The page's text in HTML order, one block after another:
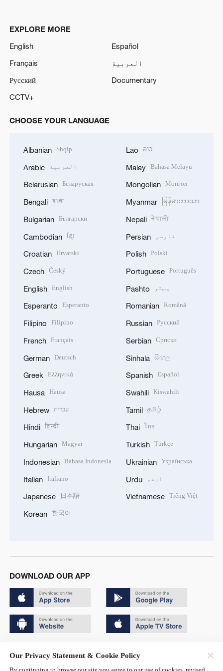
EXPLORE MORE
English
Español
Français
العربية
Русский
Documentary
CCTV+
CHOOSE YOUR LANGUAGE
Albanian Shqip
Arabic العربية
Belarusian Беларуская
Bengali বাংলা
Bulgarian Български
Cambodian ខ្មែរ
Croatian Hrvatski
Czech Český
English English
Esperanto Esperanto
Filipino Filipino
French Français
German Deutsch
Greek Ελληνικά
Hausa Hausa
Hebrew עברית
Hindi हिन्दी
Hungarian Magyar
Indonesian Bahasa Indonesia
Italian Italiano
Japanese 日本語
Korean 한국어
Lao ລາວ
Malay Bahasa Melayu
Mongolian Монгол
Myanmar မြန်မာဘာသာ
Nepali नेपाली
Persian فارسی
Polish Polski
Portuguese Português
Pashto پښتو
Romanian Română
Russian Русский
Serbian Српски
Sinhala සිංහල
Spanish Español
Swahili Kiswahili
Tamil தமிழ்
Thai ไทย
Turkish Türkçe
Ukrainian Українська
Urdu اردو
Vietnamese Tiếng Việt
DOWNLOAD OUR APP
Our Privacy Statement & Cookie Policy